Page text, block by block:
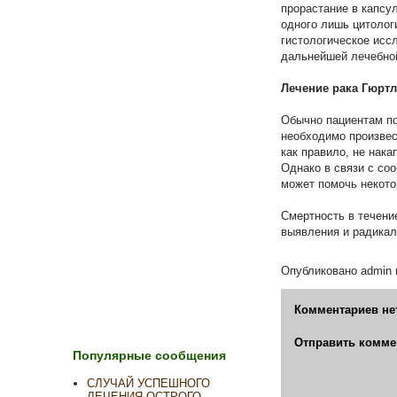
прорастание в
одного лишь
гистологическое
дальнейшей
Лечение рака
Обычно пациентам
необходимо
как правило, не
Однако в связи с
может помочь
Смертность в
выявления и
Опубликовано admin
Комментариев
Отправить
Популярные сообщения
СЛУЧАЙ УСПЕШНОГО